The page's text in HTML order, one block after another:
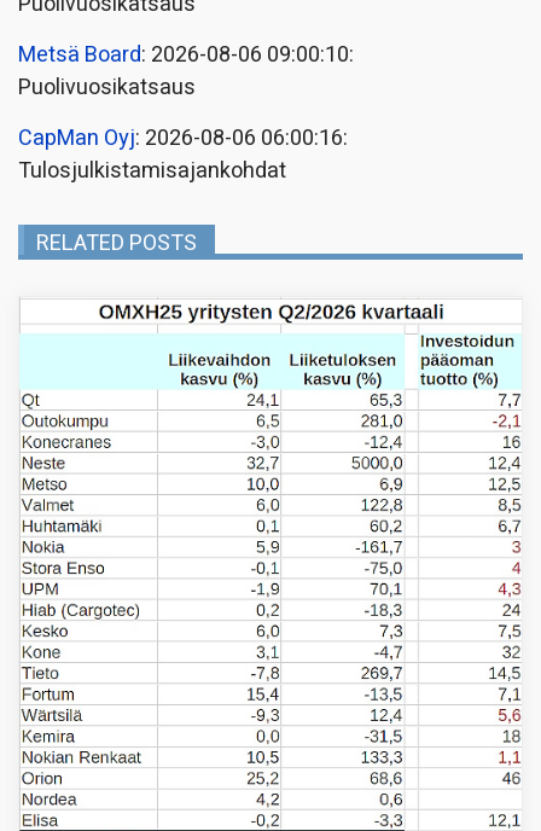
Metsä Board: 2026-08-06 09:00:10:
Puolivuosikatsaus
CapMan Oyj: 2026-08-06 06:00:16:
Tulosjulkistamisajankohdat
RELATED POSTS